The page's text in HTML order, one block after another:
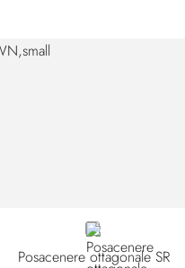
BROWN
Posacenere ottagonale SR